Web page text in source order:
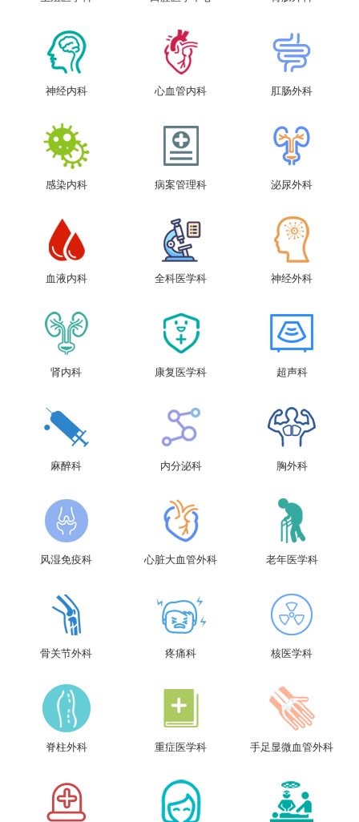
神经内科 心血管内科 肛肠外科
感染内科 病案管理科 泌尿外科
血液内科 全科医学科 神经外科
肾内科 康复医学科 超声科
麻醉科 内分泌科 胸外科
风湿免疫科 心脏大血管外科 老年医学科
骨关节外科 疼痛科 核医学科
脊柱外科 重症医学科 手足显微血管外科